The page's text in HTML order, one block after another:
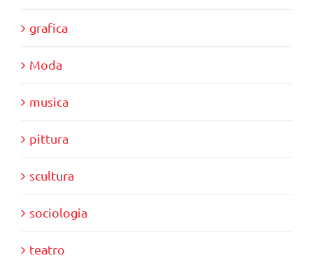
grafica
Moda
musica
pittura
scultura
sociologia
teatro